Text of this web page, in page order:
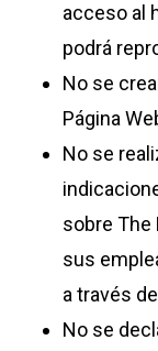
acceso al
podrá
No se
Página
No se
sobre The
sus
a través
No se